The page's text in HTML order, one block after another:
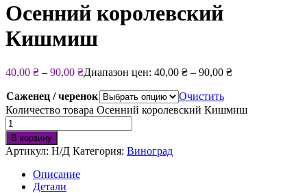
Осенний королевский
Кишмиш
40,00 ₴ – 90,00 ₴Диапазон цен: 40,00 ₴ – 90,00 ₴
Саженец / черенок
Очистить
Количество товара Осенний королевский Кишмиш
В корзину
Артикул: Н/Д Категория: Виноград
Описание
Детали